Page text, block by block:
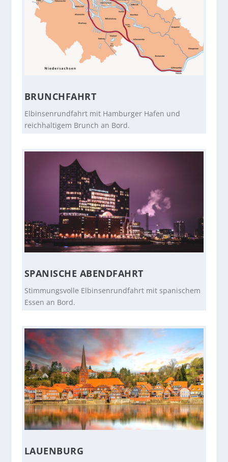
BRUNCHFAHRT
Elbinsenrundfahrt mit Hamburger Hafen und
reichhaltigem Brunch an Bord.
SPANISCHE ABENDFAHRT
Stimmungsvolle Elbinsenrundfahrt mit spanischem
Essen an Bord.
LAUENBURG